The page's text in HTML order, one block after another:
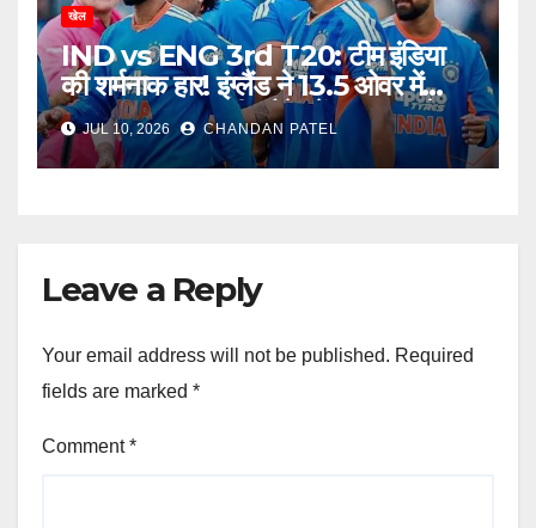
खेल
IND vs ENG 3rd T20: टीम इंडिया
की शर्मनाक हार! इंग्लैंड ने 13.5 ओवर में
उड़ाया भारत, अब टीम मैनेजमेंट पर उठ रहे
बड़े सवाल
JUL 10, 2026 CHANDAN PATEL
Leave a Reply
Your email address will not be published. Required
fields are marked *
Comment*